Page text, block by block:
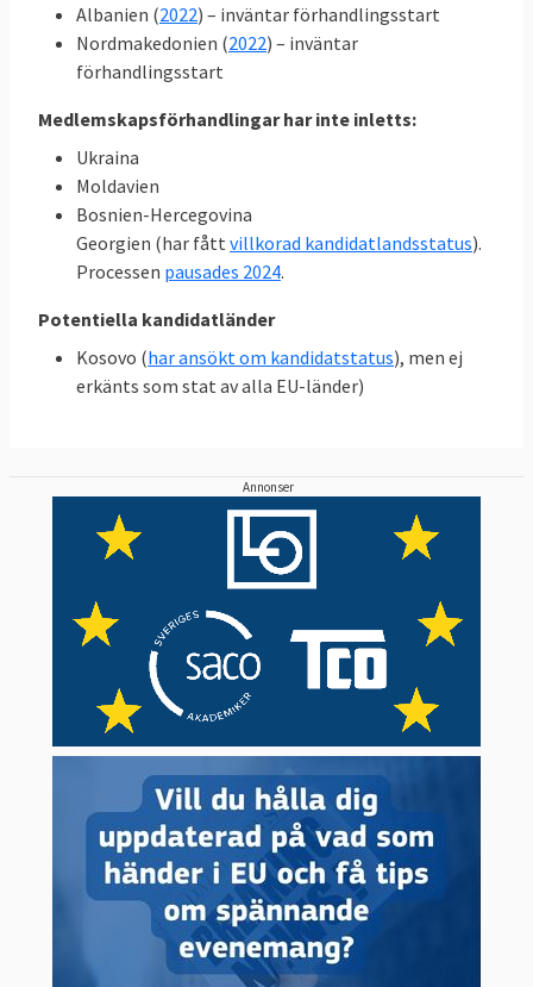
Albanien (2022) – inväntar förhandlingsstart
Nordmakedonien (2022) – inväntar
förhandlingsstart
Medlemskapsförhandlingar har inte inletts:
Ukraina
Moldavien
Bosnien-Hercegovina
Georgien (har fått villkorad kandidatlandsstatus).
Processen pausades 2024.
Potentiella kandidatländer
Kosovo (har ansökt om kandidatstatus), men ej
erkänts som stat av alla EU-länder)
Annonser